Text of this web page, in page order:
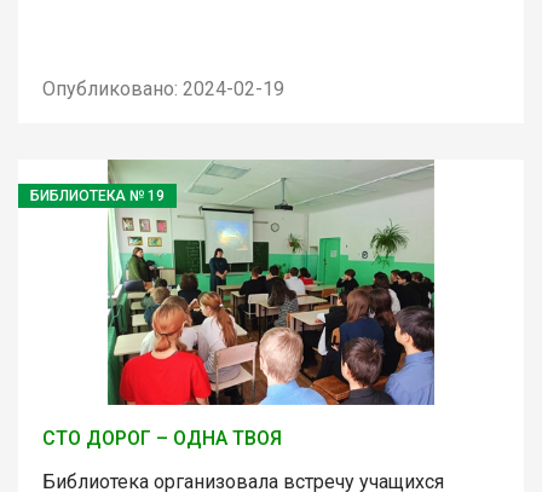
Опубликовано: 2024-02-19
БИБЛИОТЕКА № 19
СТО ДОРОГ – ОДНА ТВОЯ
Библиотека организовала встречу учащихся